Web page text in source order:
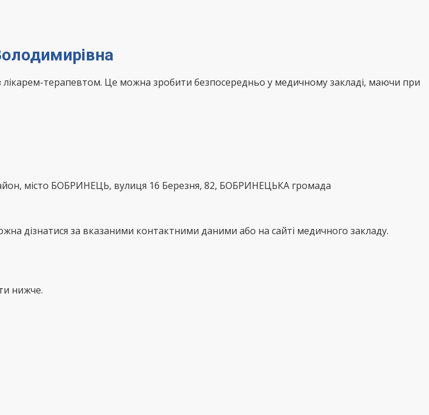
лікарем-терапевтом. Це можна зробити безпосередньо у медичному закладі, маючи при
місто БОБРИНЕЦЬ, вулиця 16 Березня, 82, БОБРИНЕЦЬКА громада
дізнатися за вказаними контактними даними або на сайті медичного закладу.
нижче.